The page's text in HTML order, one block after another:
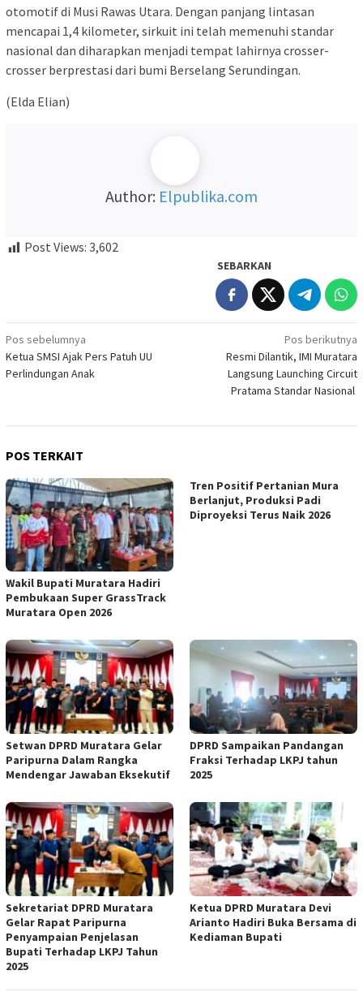
otomotif di Musi Rawas Utara. Dengan panjang lintasan
mencapai 1,4 kilometer, sirkuit ini telah memenuhi standar
nasional dan diharapkan menjadi tempat lahirnya crosser-
crosser berprestasi dari bumi Berselang Serundingan.
(Elda Elian)
Author: Elpublika.com
Post Views: 3,602
SEBARKAN
Navigasi
pos
Pos sebelumnya
Ketua SMSI Ajak Pers Patuh UU
Perlindungan Anak
Pos berikutnya
Resmi Dilantik, IMI Muratara
Langsung Launching Circuit
Pratama Standar Nasional
POS TERKAIT
Wakil Bupati Muratara Hadiri
Pembukaan Super GrassTrack
Muratara Open 2026
Tren Positif Pertanian Mura
Berlanjut, Produksi Padi
Diproyeksi Terus Naik 2026
Setwan DPRD Muratara Gelar
Paripurna Dalam Rangka
Mendengar Jawaban Eksekutif
DPRD Sampaikan Pandangan
Fraksi Terhadap LKPJ tahun
2025
Sekretariat DPRD Muratara
Gelar Rapat Paripurna
Penyampaian Penjelasan
Bupati Terhadap LKPJ Tahun
2025
Ketua DPRD Muratara Devi
Arianto Hadiri Buka Bersama di
Kediaman Bupati